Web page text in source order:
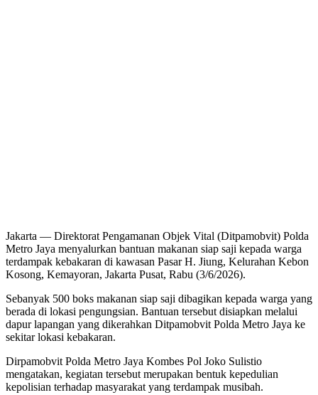
Jakarta — Direktorat Pengamanan Objek Vital (Ditpamobvit) Polda
Metro Jaya menyalurkan bantuan makanan siap saji kepada warga
terdampak kebakaran di kawasan Pasar H. Jiung, Kelurahan Kebon
Kosong, Kemayoran, Jakarta Pusat, Rabu (3/6/2026).
Sebanyak 500 boks makanan siap saji dibagikan kepada warga yang
berada di lokasi pengungsian. Bantuan tersebut disiapkan melalui
dapur lapangan yang dikerahkan Ditpamobvit Polda Metro Jaya ke
sekitar lokasi kebakaran.
Dirpamobvit Polda Metro Jaya Kombes Pol Joko Sulistio
mengatakan, kegiatan tersebut merupakan bentuk kepedulian
kepolisian terhadap masyarakat yang terdampak musibah.